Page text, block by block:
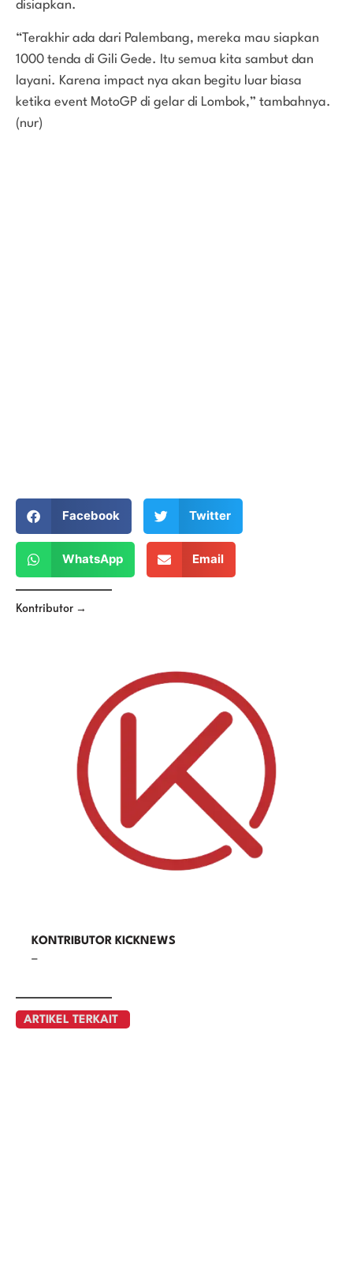
disiapkan.
“Terakhir ada dari Palembang, mereka mau siapkan
1000 tenda di Gili Gede. Itu semua kita sambut dan
layani. Karena impact nya akan begitu luar biasa
ketika event MotoGP di gelar di Lombok,” tambahnya.
(nur)
Facebook Twitter
WhatsApp Email
Kontributor →
KONTRIBUTOR KICKNEWS
–
ARTIKEL TERKAIT